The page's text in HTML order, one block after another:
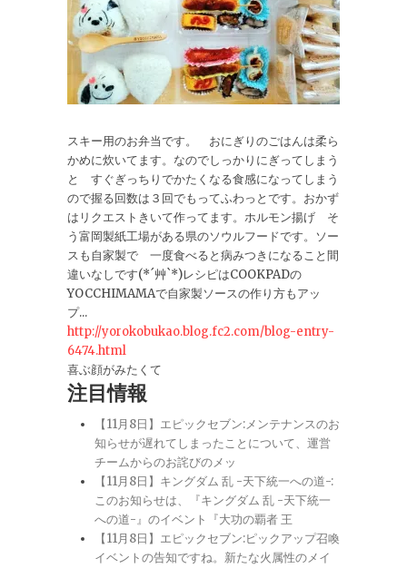
スキー用のお弁当です。 おにぎりのごはんは柔ら
かめに炊いてます。なのでしっかりにぎってしまう
と すぐぎっちりでかたくなる食感になってしまう
ので握る回数は３回でもってふわっとです。おかず
はリクエストきいて作ってます。ホルモン揚げ そ
う富岡製紙工場がある県のソウルフードです。ソー
スも自家製で 一度食べると病みつきになること間
違いなしです(*´艸`*)レシピはCOOKPADの
YOCCHIMAMAで自家製ソースの作り方もアッ
プ...
http://yorokobukao.blog.fc2.com/blog-entry-
6474.html
喜ぶ顔がみたくて
注目情報
【11月8日】エピックセブン:メンテナンスのお
知らせが遅れてしまったことについて、運営
チームからのお詫びのメッ
【11月8日】キングダム 乱 -天下統一への道-:
このお知らせは、『キングダム 乱 -天下統一
への道-』のイベント『大功の覇者 王
【11月8日】エピックセブン:ピックアップ召喚
イベントの告知ですね。新たな火属性のメイ